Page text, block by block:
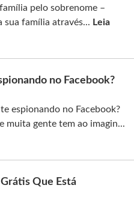
pelo sobrenome –
sua família através... Leia
no Facebook?
espionando no Facebook?
muita gente tem ao imagin...
Que Está